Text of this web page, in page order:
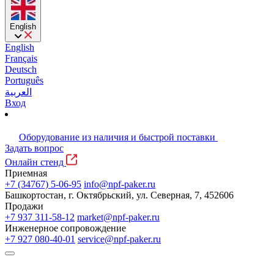
English
English
Français
Deutsch
Português
العربية
Вход
Оборудование из наличия и быстрой поставки
Задать вопрос
Онлайн стенд
Приемная
+7 (34767) 5-06-95 info@npf-paker.ru
Башкортостан, г. Октябрьский, ул. Северная, 7, 452606
Продажи
+7 937 311-58-12 market@npf-paker.ru
Инженерное сопровождение
+7 927 080-40-01 service@npf-paker.ru